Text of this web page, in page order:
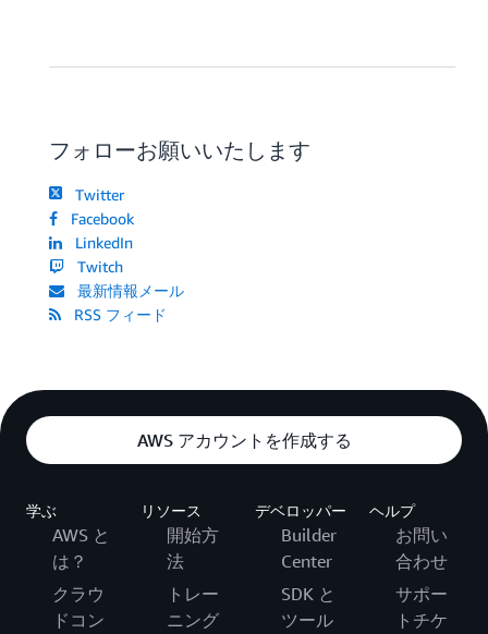
フォローお願いいたします
Twitter
Facebook
LinkedIn
Twitch
最新情報メール
RSS フィード
AWS アカウントを作成する
学ぶ
AWS と
は？
クラウ
ドコン
リソース
開始方
法
トレー
ニング
デベロッパー
Builder
Center
SDK と
ツール
ヘルプ
お問い
合わせ
サポー
トチケ